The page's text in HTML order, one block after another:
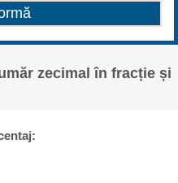
zecimal în fracție și